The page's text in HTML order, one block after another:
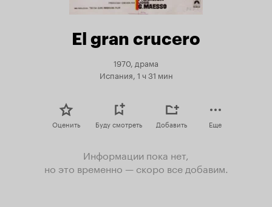
El gran crucero
1970, драма
Испания, 1 ч 31 мин
Оценить Буду смотреть Добавить Еще
Информации пока нет,
но это временно — скоро все добавим.